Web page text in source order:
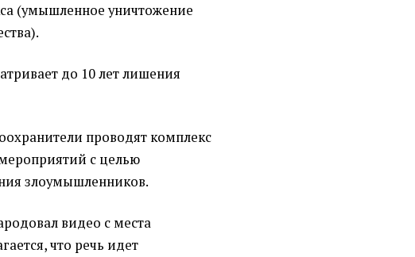
(умышленное уничтожение
до 10 лет лишения
проводят комплекс
с целью
злоумышленников.
видео с места
что речь идет